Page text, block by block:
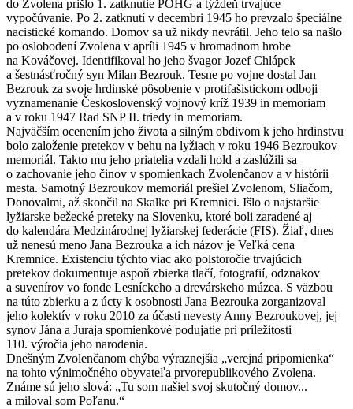
do Zvolena prišlo 1. zatknutie POHG a týždeň trvajúce
vypočúvanie. Po 2. zatknutí v decembri 1945 ho prevzalo špeciálne
nacistické komando. Domov sa už nikdy nevrátil. Jeho telo sa našlo
po oslobodení Zvolena v apríli 1945 v hromadnom hrobe
na Kováčovej. Identifikoval ho jeho švagor Jozef Chlápek
a šestnásťročný syn Milan Bezrouk. Tesne po vojne dostal Jan
Bezrouk za svoje hrdinské pôsobenie v protifašistickom odboji
vyznamenanie Československý vojnový kríž 1939 in memoriam
a v roku 1947 Rad SNP II. triedy in memoriam.
Najväčším ocenením jeho života a silným obdivom k jeho hrdinstvu
bolo založenie pretekov v behu na lyžiach v roku 1946 Bezroukov
memoriál. Takto mu jeho priatelia vzdali hold a zaslúžili sa
o zachovanie jeho činov v spomienkach Zvolenčanov a v histórii
mesta. Samotný Bezroukov memoriál prešiel Zvolenom, Sliačom,
Donovalmi, až skončil na Skalke pri Kremnici. Išlo o najstaršie
lyžiarske bežecké preteky na Slovenku, ktoré boli zaradené aj
do kalendára Medzinárodnej lyžiarskej federácie (FIS). Žiaľ, dnes
už nenesú meno Jana Bezrouka a ich názov je Veľká cena
Kremnice. Existenciu týchto viac ako polstoročie trvajúcich
pretekov dokumentuje aspoň zbierka tlačí, fotografií, odznakov
a suvenírov vo fonde Lesníckeho a drevárskeho múzea. S väzbou
na túto zbierku a z úcty k osobnosti Jana Bezrouka zorganizoval
jeho kolektív v roku 2010 za účasti nevesty Anny Bezroukovej, jej
synov Jána a Juraja spomienkové podujatie pri príležitosti
110. výročia jeho narodenia.
Dnešným Zvolenčanom chýba výraznejšia „verejná pripomienka“
na tohto výnimočného obyvateľa prvorepublikového Zvolena.
Známe sú jeho slová: „Tu som našiel svoj skutočný domov...
a miloval som Poľanu.“